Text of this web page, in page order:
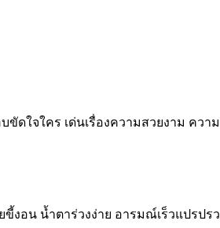
ใจใคร เด่นเรื่องความสวยงาม คว
งอน น้ำตาร่วงง่าย อารมณ์เร็วแปรป